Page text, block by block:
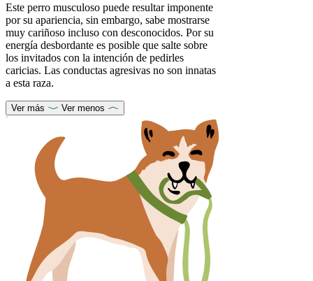
Este perro musculoso puede resultar imponente
por su apariencia, sin embargo, sabe mostrarse
muy cariñoso incluso con desconocidos. Por su
energía desbordante es posible que salte sobre
los invitados con la intención de pedirles
caricias. Las conductas agresivas no son innatas
a esta raza.
Ver más Ver menos